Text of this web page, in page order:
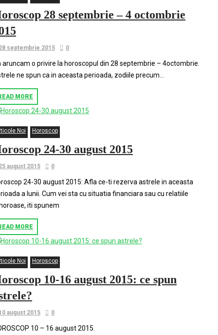
28 septembrie – 4 octombrie
septembrie 2015 0
aruncam o privire la horoscopul din 28 septembrie – 4octombrie.
ne spun ca in aceasta perioada, zodiile precum…
MORE
Noi Horoscop
24-30 august 2015
august 2015 0
24-30 august 2015: Afla ce-ti rezerva astrele in aceasta
a lunii. Cum vei sta cu situatia financiara sau cu relatiile
iti spunem
MORE
Noi Horoscop
10-16 august 2015: ce spun
august 2015 0
10­ – 16 august 2015.